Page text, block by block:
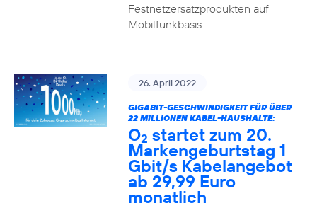
Festnetzersatzprodukten auf
Mobilfunkbasis.
26. April 2022
GIGABIT-GESCHWINDIGKEIT FÜR ÜBER
22 MILLIONEN KABEL-HAUSHALTE:
O2 startet zum 20.
Markengeburtstag 1
Gbit/s Kabelangebot
ab 29,99 Euro
monatlich